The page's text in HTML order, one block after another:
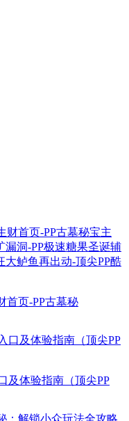
首页-PP古墓秘
及体验指南（顶尖PP